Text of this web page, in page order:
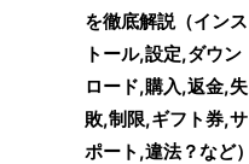
を徹底解説（インス
トール,設定,ダウン
ロード,購入,返金,失
敗,制限,ギフト券,サ
ポート,違法？など）